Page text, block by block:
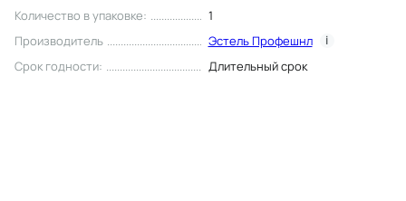
Количество в упаковке:
1
Производитель
Эстель Профешнл i
Срок годности: Длительный срок